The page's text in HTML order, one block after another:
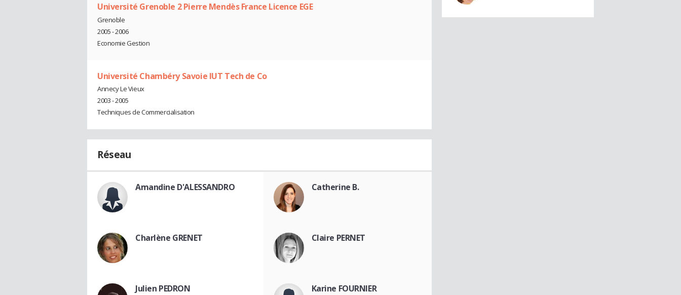
Université Grenoble 2 Pierre Mendès France Licence EGE
Grenoble
2005 - 2006
Economie Gestion
Université Chambéry Savoie IUT Tech de Co
Annecy Le Vieux
2003 - 2005
Techniques de Commercialisation
Réseau
Amandine D'ALESSANDRO Catherine B.
Charlène GRENET Claire PERNET
Julien PEDRON Karine FOURNIER